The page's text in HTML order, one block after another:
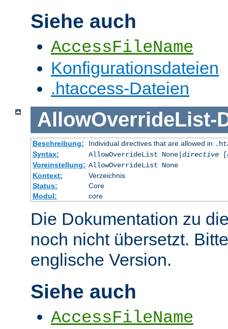
Siehe auch
AccessFileName
Konfigurationsdateien
.htaccess-Dateien
AllowOverrideList-
Beschreibung: Individual directives that are allowed in
Syntax:
AllowOverrideList None| directive[
Voreinstellung: AllowOverrideList None
Kontext:
Verzeichnis
Status:
Core
Modul:
core
Die Dokumentation zu
noch nicht übersetzt.
englische Version.
Siehe auch
AccessFileName